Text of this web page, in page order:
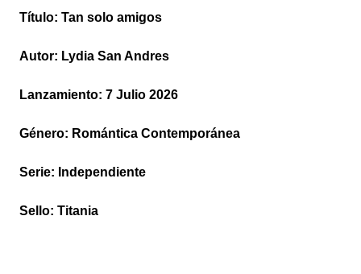
Título: Tan solo amigos
Autor: Lydia San Andres
Lanzamiento: 7 Julio 2026
Género: Romántica Contemporánea
Serie: Independiente
Sello: Titania